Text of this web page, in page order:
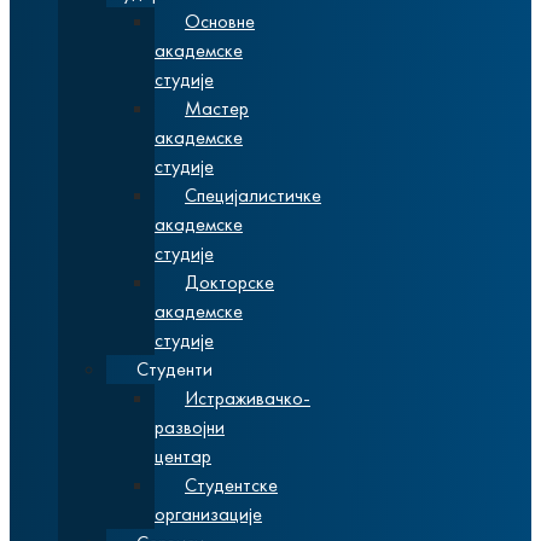
Основне
академске
студије
Мастер
академске
студије
Специјалистичке
академске
студије
Докторске
академске
студије
Студенти
Истраживачко-
развојни
центар
Студентске
организације